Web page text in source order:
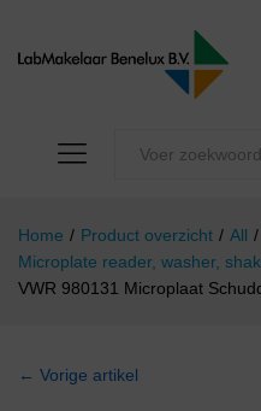
Home / Product overzicht / All /
Microplate reader, washer,
VWR 980131 Microplaat
← Vorige artikel